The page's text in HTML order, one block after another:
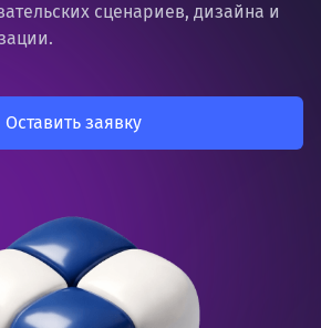
сценариев, дизайна и
Оставить заявку